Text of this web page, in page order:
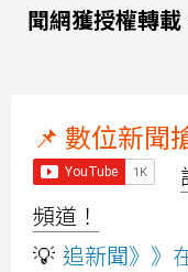
聞網獲授權轉載
📌 數位新聞
頻道！
💡 追新聞》》